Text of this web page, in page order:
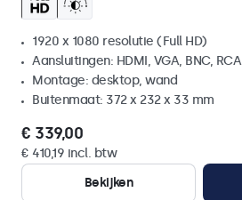
1920 x 1080 resolutie (Full HD)
Aansluitingen: HDMI, VGA, BNC, RCA
Montage: desktop, wand
Buitenmaat: 372 x 232 x 33 mm
€ 339,00
€ 410,19 incl. btw
Bekijken